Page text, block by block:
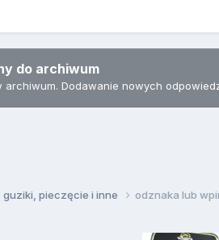
do archiwum
Dodawanie nowych
guziki, pieczęcie i inne odznaka lub